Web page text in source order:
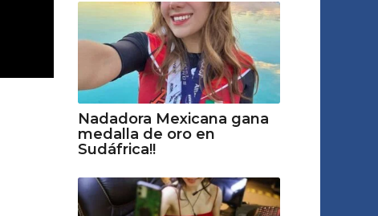
Nadadora Mexicana gana
medalla de oro en
Sudáfrica!!